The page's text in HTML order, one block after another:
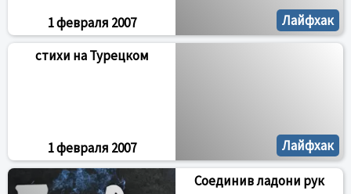
Лайфхак
1 февраля 2007
Лайфхак
стихи на Турецком
1 февраля 2007
Соединив ладони рук